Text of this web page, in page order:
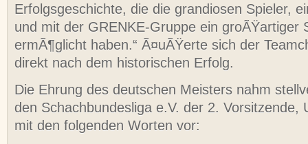
Erfolgsgeschichte, die die grandiosen Spieler,
und mit der GRENKE-Gruppe ein groÃŸartiger
ermÃ¶glicht haben.“ Ã¤uÃŸerte sich der
direkt nach dem historischen Erfolg.
Die Ehrung des deutschen Meisters nahm
den Schachbundesliga e.V. der 2. Vorsitzende,
mit den folgenden Worten vor: